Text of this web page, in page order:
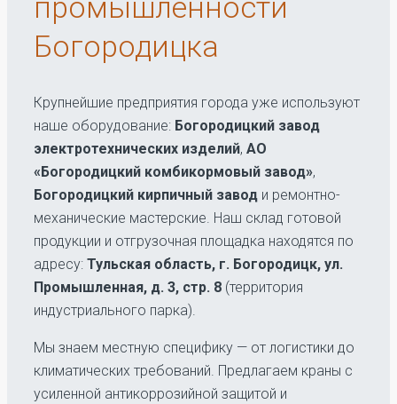
промышленности
Богородицка
Крупнейшие предприятия города уже используют
наше оборудование: Богородицкий завод
электротехнических изделий, АО
«Богородицкий комбикормовый завод»,
Богородицкий кирпичный завод и ремонтно-
механические мастерские. Наш склад готовой
продукции и отгрузочная площадка находятся по
адресу: Тульская область, г. Богородицк, ул.
Промышленная, д. 3, стр. 8 (территория
индустриального парка).
Мы знаем местную специфику — от логистики до
климатических требований. Предлагаем краны с
усиленной антикоррозийной защитой и